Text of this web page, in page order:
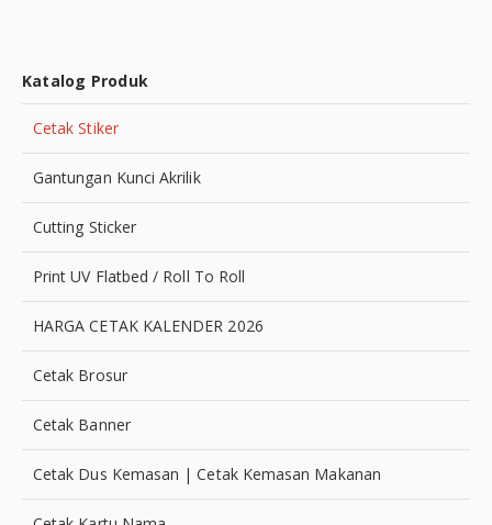
Katalog Produk
Cetak Stiker
Gantungan Kunci Akrilik
Cutting Sticker
Print UV Flatbed / Roll To Roll
HARGA CETAK KALENDER 2026
Cetak Brosur
Cetak Banner
Cetak Dus Kemasan | Cetak Kemasan Makanan